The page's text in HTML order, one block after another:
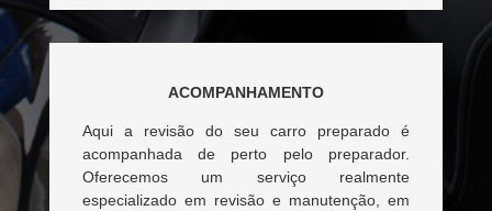
ACOMPANHAMENTO
Aqui a revisão do seu carro preparado é
acompanhada de perto pelo preparador.
Oferecemos um serviço realmente
especializado em revisão e manutenção, em